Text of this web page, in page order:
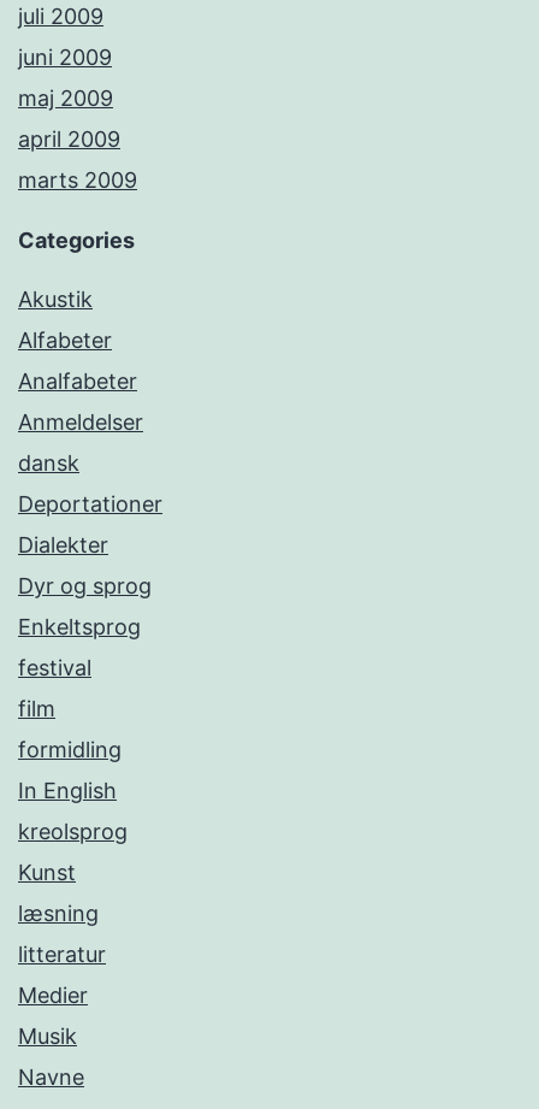
juli 2009
juni 2009
maj 2009
april 2009
marts 2009
Categories
Akustik
Alfabeter
Analfabeter
Anmeldelser
dansk
Deportationer
Dialekter
Dyr og sprog
Enkeltsprog
festival
film
formidling
In English
kreolsprog
Kunst
læsning
litteratur
Medier
Musik
Navne